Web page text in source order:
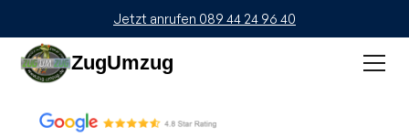
Jetzt anrufen 089 44 24 96 40
ZugUmzug